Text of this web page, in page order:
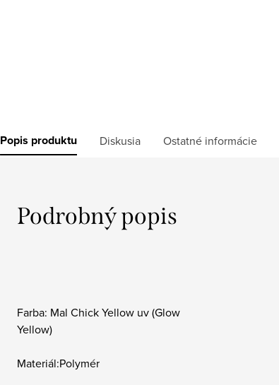
Popis produktu Diskusia Ostatné informácie
Podrobný popis
Farba: Mal Chick Yellow uv (Glow
Yellow)
Materiál:Polymér